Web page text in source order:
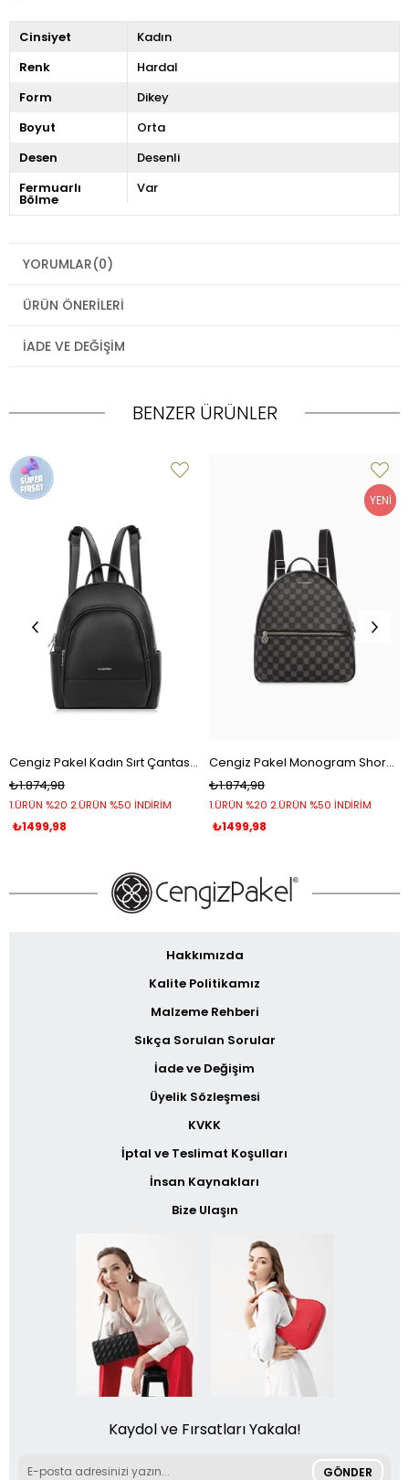
Cinsiyet
Kadın
Renk
Hardal
Form
Dikey
Boyut
Orta
Desen
Desenli
Fermuarlı
Bölme
Var
YORUMLAR(0)
ÜRÜN ÖNERILERI
İADE VE DEĞIŞIM
BENZER ÜRÜNLER
Cengiz Pakel Kadın Sırt Çantası - 7251L - Siyah
₺1.874,98
1.ÜRÜN %20 2.ÜRÜN %50 İNDİRİM
₺1499,98
Cengiz Pakel Monogram Shore Kadın Sırt Çantası 7286P-Siyah
₺1.874,98
1.ÜRÜN %20 2.ÜRÜN %50 İNDİRİM
₺1499,98
YENI
Hakkımızda
Kalite Politikamız
Malzeme Rehberi
Sıkça Sorulan Sorular
İade ve Değişim
Üyelik Sözleşmesi
KVKK
İptal ve Teslimat Koşulları
İnsan Kaynakları
Bize Ulaşın
Kaydol ve Fırsatları Yakala!
GÖNDER